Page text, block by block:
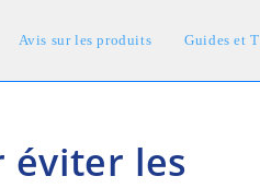
Avis sur les produits Guides et
éviter les